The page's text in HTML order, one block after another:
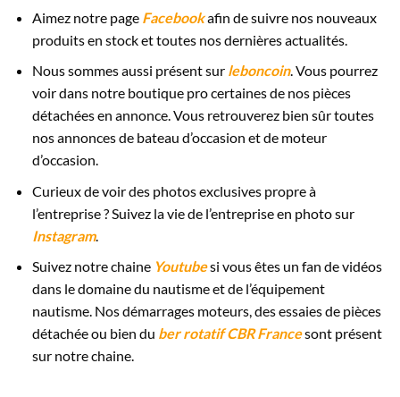
Aimez notre page Facebookafin de suivre nos nouveaux
produits en stock et toutes nos dernières actualités.
Nous sommes aussi présent sur leboncoin. Vous pourrez
voir dans notre boutique pro certaines de nos pièces
détachées en annonce. Vous retrouverez bien sûr toutes
nos annonces de bateau d’occasion et de moteur
d’occasion.
Curieux de voir des photos exclusives propre à
l’entreprise ? Suivez la vie de l’entreprise en photo sur
Instagram.
Suivez notre chaine Youtubesi vous êtes un fan de vidéos
dans le domaine du nautisme et de l’équipement
nautisme. Nos démarrages moteurs, des essaies de pièces
détachée ou bien du ber rotatif CBR Francesont présent
sur notre chaine.